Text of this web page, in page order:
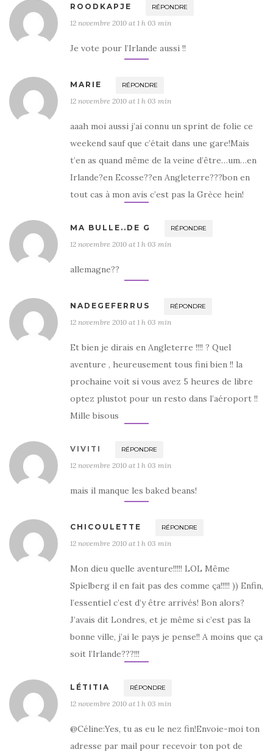
ROODKAPJE RÉPONDRE
12 novembre 2010 at 1 h 03 min
Je vote pour l’Irlande aussi !!
MARIE RÉPONDRE
12 novembre 2010 at 1 h 03 min
aaah moi aussi j’ai connu un sprint de folie ce
weekend sauf que c’était dans une gare!Mais
t’en as quand même de la veine d’être…um…en
Irlande?en Ecosse??en Angleterre???bon en
tout cas à mon avis c’est pas la Grèce hein!
MA BULLE..DE G RÉPONDRE
12 novembre 2010 at 1 h 03 min
allemagne??
NADEGEFERRUS RÉPONDRE
12 novembre 2010 at 1 h 03 min
Et bien je dirais en Angleterre !!!! ? Quel
aventure , heureusement tous fini bien !! la
prochaine voit si vous avez 5 heures de libre
optez plustot pour un resto dans l’aéroport !!
Mille bisous
VIVITI RÉPONDRE
12 novembre 2010 at 1 h 03 min
mais il manque les baked beans!
CHICOULETTE RÉPONDRE
12 novembre 2010 at 1 h 03 min
Mon dieu quelle aventure!!!!! LOL Même
Spielberg il en fait pas des comme ça!!!!! )) Enfin,
l’essentiel c’est d’y être arrivés! Bon alors?
J’avais dit Londres, et je même si c’est pas la
bonne ville, j’ai le pays je pense!! A moins que ça
soit l’Irlande???!!!
LÉTITIA RÉPONDRE
12 novembre 2010 at 1 h 03 min
@Céline:Yes, tu as eu le nez fin!Envoie-moi ton
adresse par mail pour recevoir ton pot de